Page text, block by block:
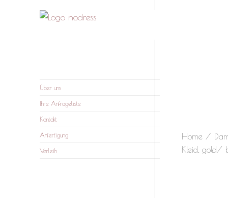
Über uns
Ihre Anfrageliste
Kontakt
Anfertigung
Verleih
Home /
Kleid, gold/